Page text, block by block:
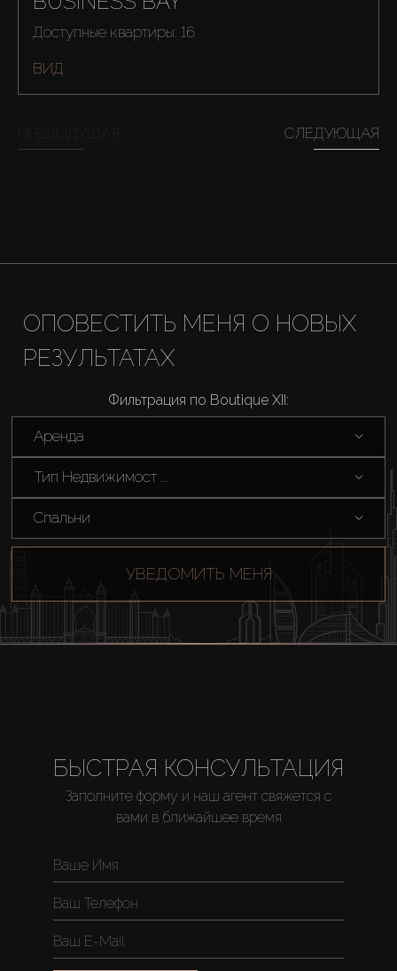
Аренда
Новостройки
AX Journal
Доступные квартиры: 16
ВИД
СЛЕДУЮЩАЯ
ОПОВЕСТИТЬ МЕНЯ О НОВЫХ
РЕЗУЛЬТАТАХ
Фильтрация по Boutique XII:
Аренда
Тип Недвижимост ...
Спальни
УВЕДОМИТЬ МЕНЯ
БЫСТРАЯ КОНСУЛЬТАЦИЯ
Заполните форму и наш агент свяжется с
вами в ближайшее время